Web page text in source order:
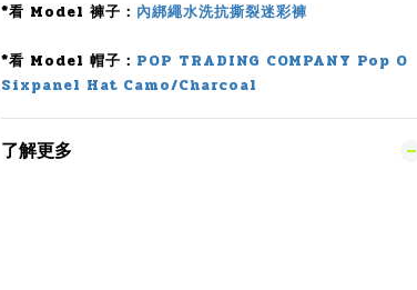
*看 Model 褲子： 內綁繩水洗抗撕裂迷彩褲
*看 Model 帽子： POP TRADING COMPANY Pop O
Sixpanel Hat Camo/Charcoal
了解更多